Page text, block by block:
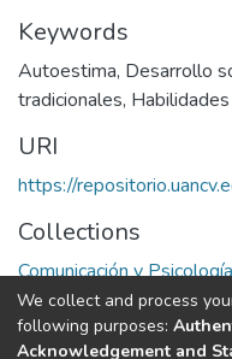
Keywords
Autoestima, Desarrollo
tradicionales,
URI
https://
Collections
Comunicación y
Full item page
We collect and process
following purposes:
Acknowledgement and